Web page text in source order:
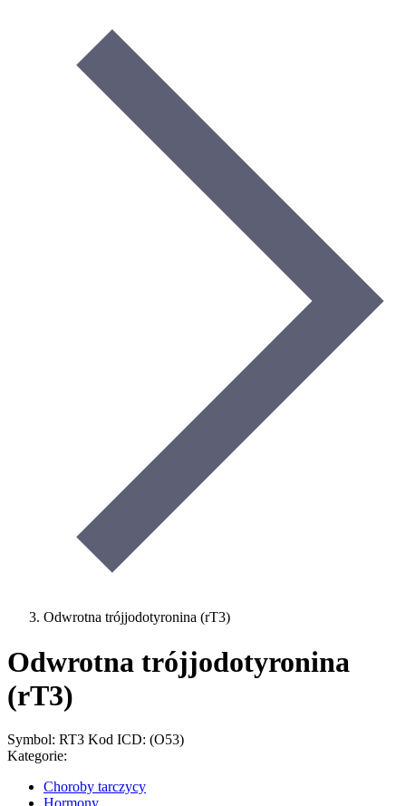
Odwrotna trójjodotyronina (rT3)
Odwrotna trójjodotyronina
(rT3)
Symbol: RT3 Kod ICD: (O53)
Kategorie:
Choroby tarczycy